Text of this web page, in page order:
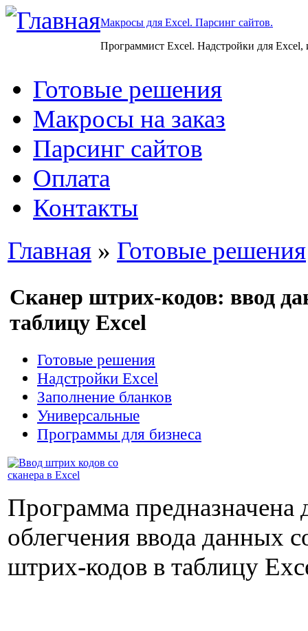
Макросы для Excel. Парсинг сайтов.
Программист Excel. Надстройки для Excel,
Готовые решения
Макросы на заказ
Парсинг сайтов
Оплата
Контакты
Главная » Готовые решения
Сканер штрих-кодов: ввод
таблицу Excel
Готовые решения
Надстройки Excel
Заполнение бланков
Универсальные
Программы для бизнеса
Программа предназначена
облегчения ввода данных
штрих-кодов в таблицу